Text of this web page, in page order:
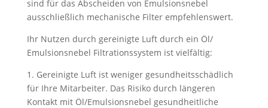
sind für das Abscheiden von Emulsionsnebel
ausschließlich mechanische Filter empfehlenswert.
Ihr Nutzen durch gereinigte Luft durch ein Öl/
Emulsionsnebel Filtrationssystem ist vielfältig:
1. Gereinigte Luft ist weniger gesundheitsschädlich
für Ihre Mitarbeiter. Das Risiko durch längeren
Kontakt mit Öl/Emulsionsnebel gesundheitliche